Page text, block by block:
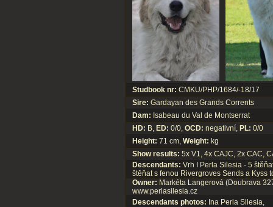
Studbook nr: CMKU/PHP/1684/-18/17
Sire: Gardayan des Grands Corrents
Dam: Isabeau du Val de Montserrat
HD: B, ED: 0/0, OCD: negativní, PL: 0/0
Height: 71 cm, Weight: kg
Show results: 5x V1, 4x CAJC, 2x CAC,
Descendants: Vrh I Perla Silesia - 5
štěňat s fenou Rivergroves Sends a Kyss
Owner: Markéta Langerová (Doubrava
www.perlasilesia.cz
Descendants photos: Ina Perla Silesia,